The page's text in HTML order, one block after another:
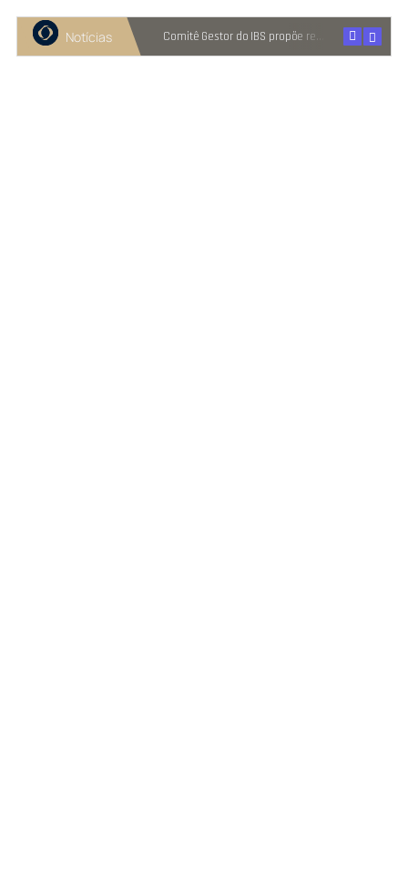
Notícias
Recuperação judicial cresce entre micro e pequenas empresas Comitê Gestor do IBS propõe reter metade de 2027